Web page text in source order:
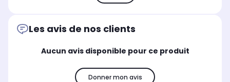
Les avis de nos clients
Aucun avis disponible pour ce produit
Donner mon avis